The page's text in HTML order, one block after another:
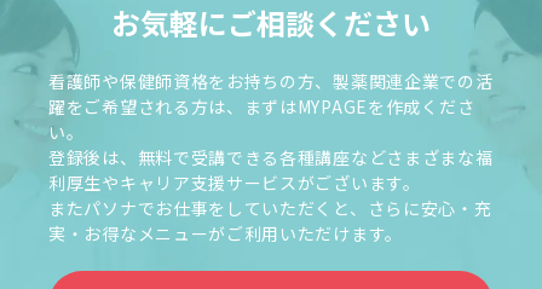
お気軽にご相談ください
看護師や保健師資格をお持ちの方、製薬関連企業での活
躍をご希望される方は、まずはMYPAGEを作成くださ
い。
登録後は、無料で受講できる各種講座などさまざまな福
利厚生やキャリア支援サービスがございます。
またパソナでお仕事をしていただくと、さらに安心・充
実・お得なメニューがご利用いただけます。